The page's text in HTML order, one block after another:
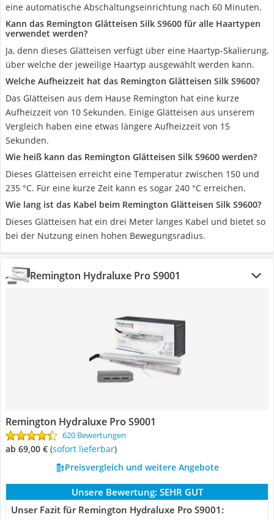
eine automatische Abschaltungseinrichtung nach 60 Minuten.
Kann das Remington Glätteisen Silk S9600 für alle Haartypen
verwendet werden?
Ja, denn dieses Glätteisen verfügt über eine Haartyp-Skalierung,
über welche der jeweilige Haartyp ausgewählt werden kann.
Welche Aufheizzeit hat das Remington Glätteisen Silk S9600?
Das Glätteisen aus dem Hause Remington hat eine kurze
Aufheizzeit von 10 Sekunden. Einige Glätteisen aus unserem
Vergleich haben eine etwas längere Aufheizzeit von 15
Sekunden.
Wie heiß kann das Remington Glätteisen Silk S9600 werden?
Dieses Glätteisen erreicht eine Temperatur zwischen 150 und
235 °C. Für eine kurze Zeit kann es sogar 240 °C erreichen.
Wie lang ist das Kabel beim Remington Glätteisen Silk S9600?
Dieses Glätteisen hat ein drei Meter langes Kabel und bietet so
bei der Nutzung einen hohen Bewegungsradius.
Remington Hydraluxe Pro S9001
Remington Hydraluxe Pro S9001
620 Bewertungen
ab 69,00 € ( Sofort lieferbar)
Preisvergleich und weitere Angebote
Unsere Bewertung: SEHR GUT
Unser Fazit für Remington Hydraluxe Pro S9001: